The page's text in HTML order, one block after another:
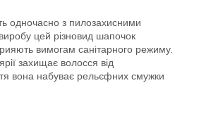
одночасно з пилозахисними
цей різновид шапочок
вимогам санітарного режиму.
захищає волосся від
вона набуває рельєфних смужки